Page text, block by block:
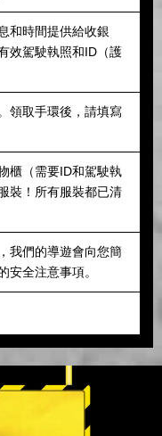
和時間提供給收銀
效駕駛執照和ID（護
領取手環後，請填寫
櫃（需要ID和駕駛執
裝！所有服裝都已清
我們的導遊會向您簡
安全注意事項。